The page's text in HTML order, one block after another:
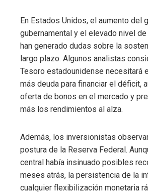
En Estados Unidos, el aumento del
gubernamental y el elevado nivel
han generado dudas sobre la
largo plazo. Algunos analistas
Tesoro estadounidense necesitará
más deuda para financiar el déficit,
oferta de bonos en el mercado y
más los rendimientos al alza.
Además, los inversionistas
postura de la Reserva Federal.
central había insinuado posibles
meses atrás, la persistencia de la
cualquier flexibilización monetaria